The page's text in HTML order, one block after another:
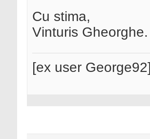
Cu stima,
Vinturis Gheorghe.
[ex user George92]